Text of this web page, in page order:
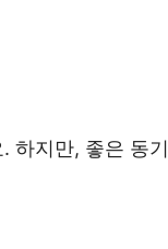
하지만, 좋은 동